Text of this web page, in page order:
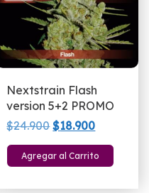
Nextstrain Flash
version 5+2 PROMO
$24.900El
precio
original
$18.900El
precio
actual
Agregar al Carrito